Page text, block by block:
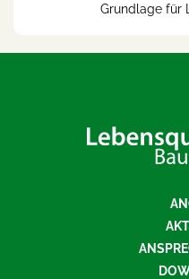
Grundlage für